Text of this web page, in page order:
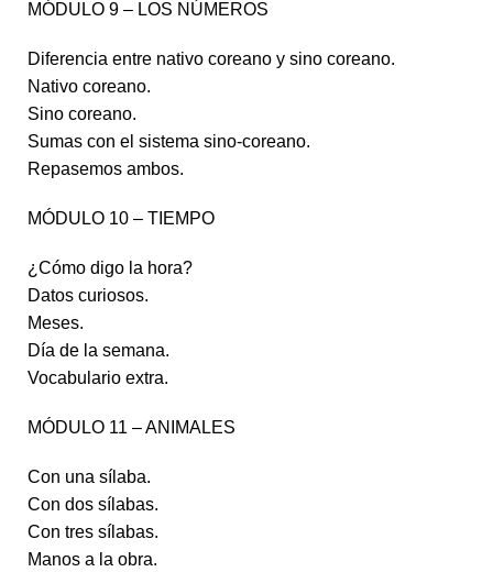
MÓDULO 9 – LOS NÚMEROS
Diferencia entre nativo coreano y sino coreano.
Nativo coreano.
Sino coreano.
Sumas con el sistema sino-coreano.
Repasemos ambos.
MÓDULO 10 – TIEMPO
¿Cómo digo la hora?
Datos curiosos.
Meses.
Día de la semana.
Vocabulario extra.
MÓDULO 11 – ANIMALES
Con una sílaba.
Con dos sílabas.
Con tres sílabas.
Manos a la obra.